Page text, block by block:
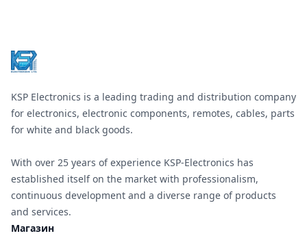
KSP Electronics is a leading trading and distribution company
for electronics, electronic components, remotes, cables, parts
for white and black goods.
With over 25 years of experience KSP-Electronics has
established itself on the market with professionalism,
continuous development and a diverse range of products
and services.
Магазин